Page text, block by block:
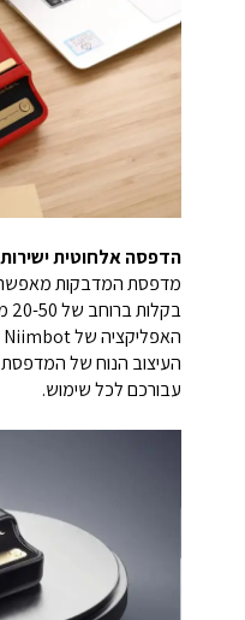
הדפסה אלחוטית ישירות
מדפסת המדבקות
העיצוב הנוח של המדפסת
עבורכם לכל שימוש.